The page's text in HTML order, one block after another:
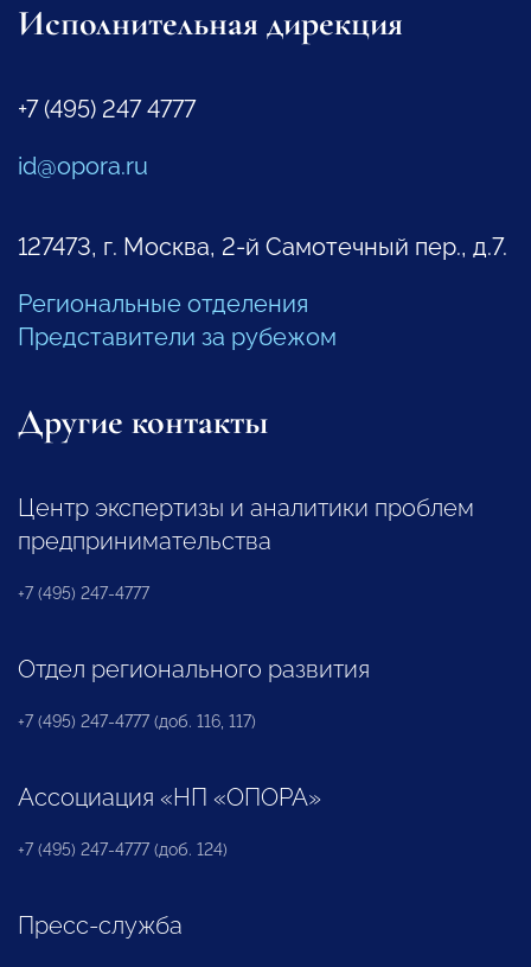
Исполнительная дирекция
+7 (495) 247 4777
id@opora.ru
127473, г. Москва, 2-й Самотечный пер., д.7.
Региональные отделения
Представители за рубежом
Другие контакты
Центр экспертизы и аналитики проблем
предпринимательства
+7 (495) 247-4777
Отдел регионального развития
+7 (495) 247-4777 (доб. 116, 117)
Ассоциация «НП «ОПОРА»
+7 (495) 247-4777 (доб. 124)
Пресс-служба